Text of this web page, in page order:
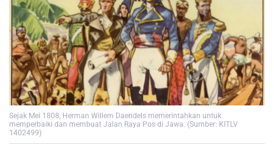
Sejak Mei 1808, Herman Willem Daendels memerintahkan untuk
memperbaiki dan membuat Jalan Raya Pos di Jawa. (Sumber: KITLV
1402499)